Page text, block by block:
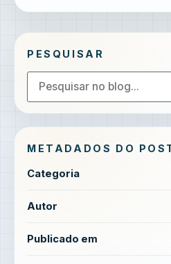
PESQUISAR
METADADOS DO
Categoria
Autor
Publicado em